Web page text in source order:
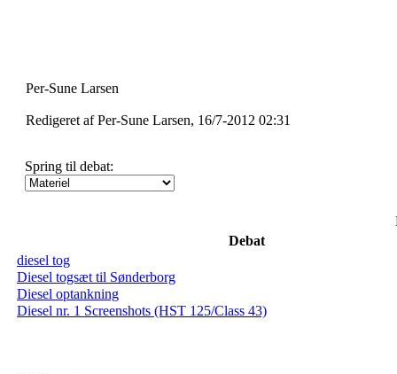
Per-Sune Larsen
Redigeret af Per-Sune Larsen, 16/7-2012 02:31
Spring til debat:
Debat
diesel tog
Diesel togsæt til Sønderborg
Diesel optankning
Diesel nr. 1 Screenshots (HST 125/Class 43)